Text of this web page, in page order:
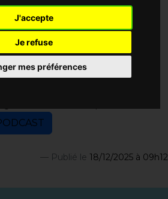
J'accepte
Je refuse
mes préférences
de l'émission la santé
Publié le 18/12/2025 à 09h12